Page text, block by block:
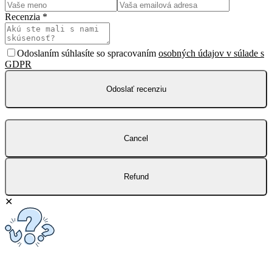
Recenzia *
Odoslaním súhlasíte so spracovaním osobných údajov v súlade s
GDPR
Odoslať recenziu
Cancel
Refund
✕